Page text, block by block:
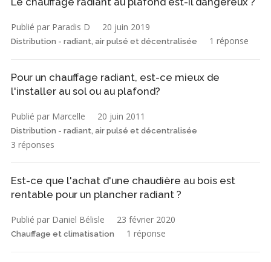
Publié par Paradis D 20 juin 2019
Distribution - radiant, air pulsé et décentralisée 1 réponse
Pour un chauffage radiant, est-ce mieux de
l'installer au sol ou au plafond?
Publié par Marcelle 20 juin 2011
Distribution - radiant, air pulsé et décentralisée
3 réponses
Est-ce que l'achat d'une chaudière au bois est
rentable pour un plancher radiant ?
Publié par Daniel Bélisle 23 février 2020
Chauffage et climatisation 1 réponse